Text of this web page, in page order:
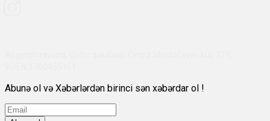
Abunə ol və Xəbərlərdən birinci sən xəbərdar ol !